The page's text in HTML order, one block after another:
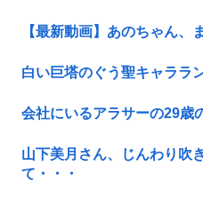
【最新動画】あのちゃん、
白い巨塔のぐう聖キャララ
会社にいるアラサーの29歳
山下美月さん、じんわり吹
て・・・